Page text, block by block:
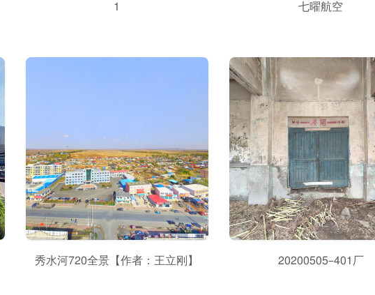
1 七曜航空
秀水河720全景【作者：王立刚】 20200505–401厂